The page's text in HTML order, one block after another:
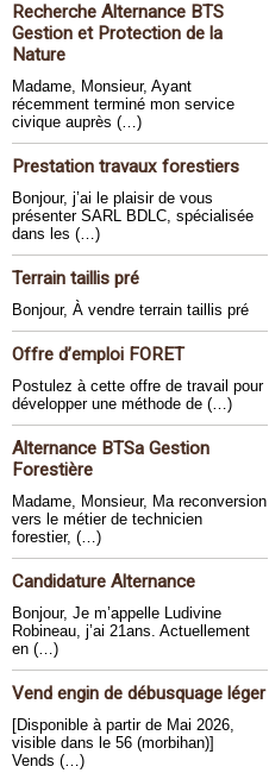
Recherche Alternance BTS
Gestion et Protection de la
Nature
Madame, Monsieur, Ayant
récemment terminé mon service
civique auprès (…)
Prestation travaux forestiers
Bonjour, j’ai le plaisir de vous
présenter SARL BDLC, spécialisée
dans les (…)
Terrain taillis pré
Bonjour, À vendre terrain taillis pré
Offre d’emploi FORET
Postulez à cette offre de travail pour
développer une méthode de (…)
Alternance BTSa Gestion
Forestière
Madame, Monsieur, Ma reconversion
vers le métier de technicien
forestier, (…)
Candidature Alternance
Bonjour, Je m’appelle Ludivine
Robineau, j’ai 21ans. Actuellement
en (…)
Vend engin de débusquage léger
[Disponible à partir de Mai 2026,
visible dans le 56 (morbihan)]
Vends (…)